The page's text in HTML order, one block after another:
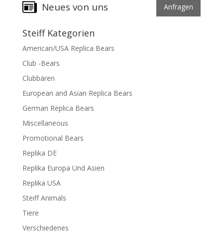
Anfragen
Neues von uns
Steiff Kategorien
American/USA Replica Bears
Club -Bears
Clubbären
European and Asian Replica Bears
German Replica Bears
Miscellaneous
Promotional Bears
Replika DE
Replika Europa Und Asien
Replika USA
Steiff Animals
Tiere
Verschiedenes